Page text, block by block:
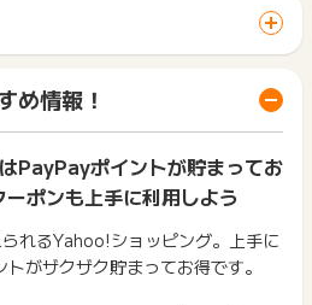
らの購入でも
貯まります！
リをご利用時は広告クリック時とご
込みやお買い物が完了するまでの
他のサイトに移動した場合はポイン
GET 」ボタンを押した時とサービ
イス・ブラウザが異なる場合はポ
ビスをご利用される場合は、毎回
ショッピングでポイントGET 」ボ
さい。
広告主側で対象外とみなし、「獲
ます。
は、1商品につき10円単位の金額
満のものは切り捨てとなり、ポイ
。
ント等を利用して支払われた金額分
ウンのポイント獲得の対象には含
スの都合もしくは会員様の都合で
セルされた場合、ポイントが無効
め情報！
PayPayポイントが貯まってお
ポンも上手に利用しよう
れるYahoo!ショッピング。上手に
がザクザク貯まってお得です。